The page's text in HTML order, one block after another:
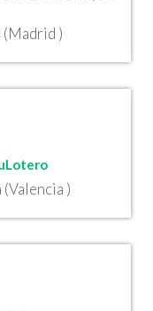
(Madrid )
)